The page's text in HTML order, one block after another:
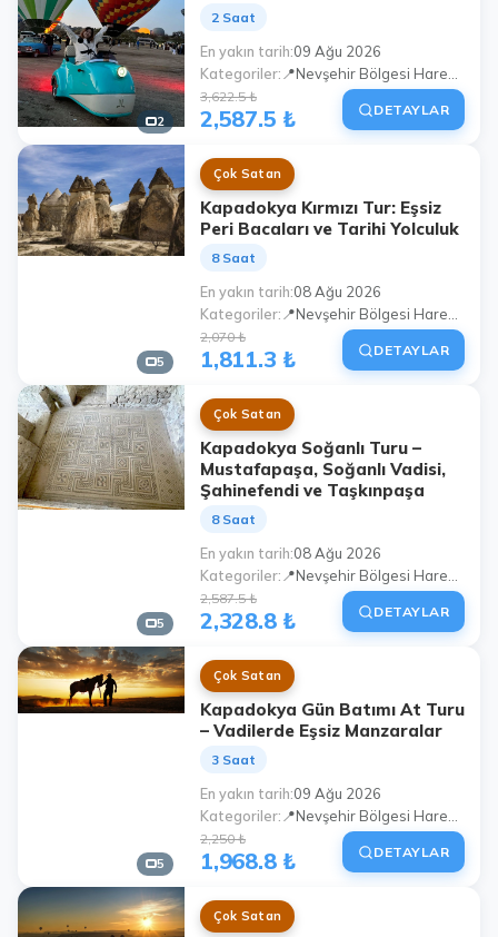
2
2 Saat
En yakın tarih 09 Ağu 2026
Kategoriler
3,622.5 ₺
2,587.5 ₺ DETAYLAR
5
Çok Satan
Kapadokya Kırmızı Tur: Eşsiz
Peri Bacaları ve Tarihi Yolculuk
8 Saat
En yakın tarih 08 Ağu 2026
Kategoriler
2,070 ₺
1,811.3 ₺ DETAYLAR
5
Çok Satan
Kapadokya Soğanlı Turu –
Mustafapaşa, Soğanlı Vadisi,
Şahinefendi ve Taşkınpaşa
8 Saat
En yakın tarih 08 Ağu 2026
Kategoriler
2,587.5 ₺
2,328.8 ₺ DETAYLAR
5
Çok Satan
Kapadokya Gün Batımı At Turu
– Vadilerde Eşsiz Manzaralar
3 Saat
En yakın tarih 09 Ağu 2026
Kategoriler
2,250 ₺
1,968.8 ₺ DETAYLAR
Çok Satan